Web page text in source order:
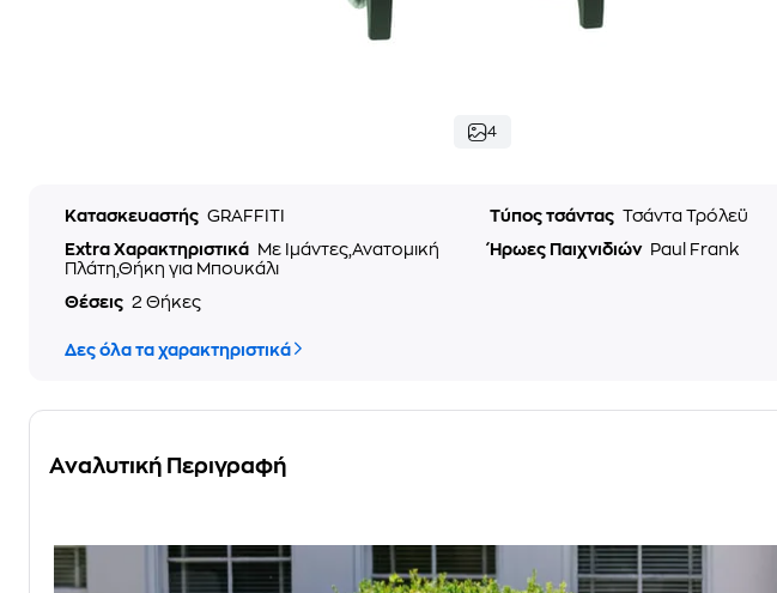
4
Κατασκευαστής GRAFFITI Τύπος τσάντας Τσάντα Τρόλεϋ
Extra Χαρακτηριστικά
Με Ιμάντες,Ανατομική
Πλάτη,Θήκη για Μπουκάλι
Ήρωες Παιχνιδιών Paul Frank
Θέσεις 2 Θήκες
Δες όλα τα χαρακτηριστικά
Αναλυτική Περιγραφή